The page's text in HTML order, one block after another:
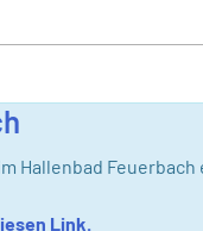
Hallenbad Feuerbach
Link.